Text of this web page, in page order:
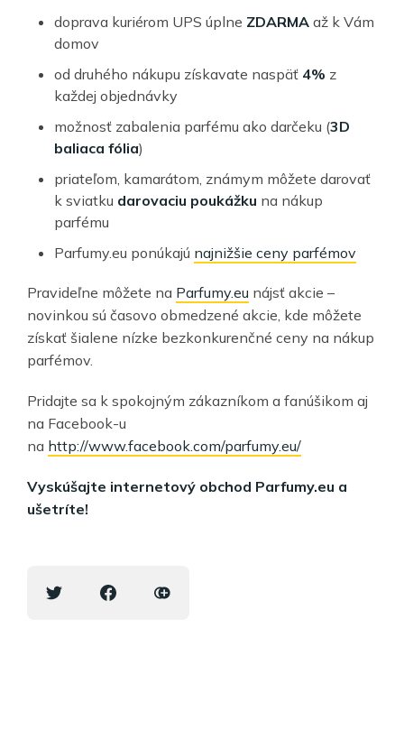
doprava kuriérom UPS úplne ZDARMA až k Vám
domov
od druhého nákupu získavate naspäť 4% z
každej objednávky
možnosť zabalenia parfému ako darčeku (3D
baliaca fólia)
priateľom, kamarátom, známym môžete darovať
k sviatku darovaciu poukážku na nákup
parfému
Parfumy.eu ponúkajú najnižšie ceny parfémov
Pravideľne môžete na Parfumy.eu nájsť akcie –
novinkou sú časovo obmedzené akcie, kde môžete
získať šialene nízke bezkonkurenčné ceny na nákup
parfémov.
Pridajte sa k spokojným zákazníkom a fanúšikom aj
na Facebook-u
na http://www.facebook.com/parfumy.eu/
Vyskúšajte internetový obchod Parfumy.eu a
ušetríte!